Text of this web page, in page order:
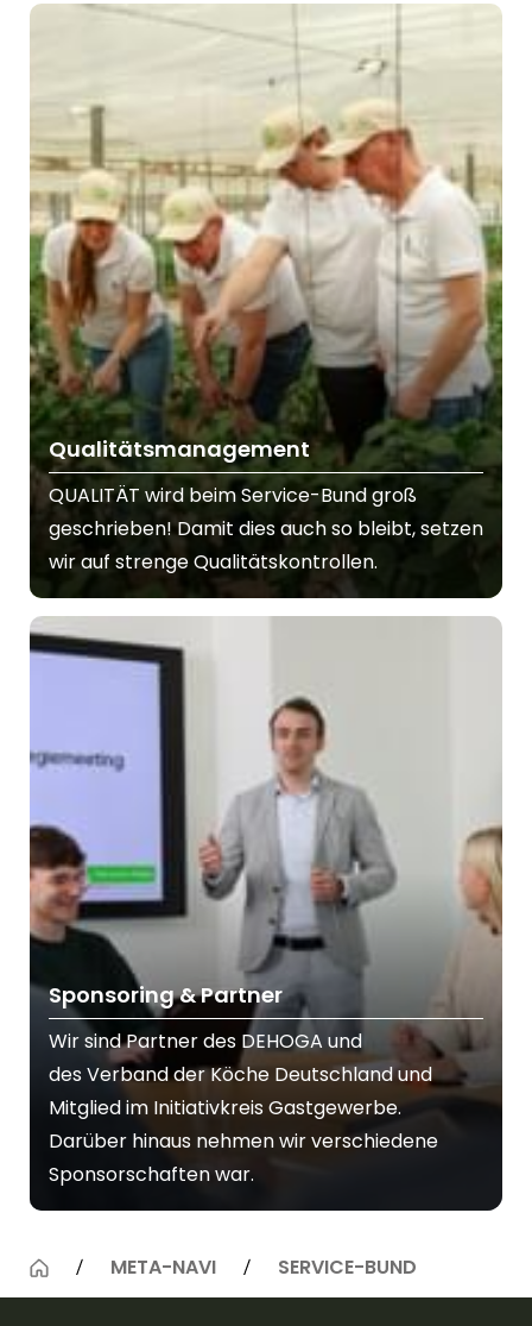
Qualitätsmanagement
QUALITÄT wird beim Service-Bund groß
geschrieben! Damit dies auch so bleibt, setzen
wir auf strenge Qualitätskontrollen.
Sponsoring & Partner
Wir sind Partner des DEHOGA und
des Verband der Köche Deutschlandund
Mitglied im Initiativkreis Gastgewerbe.
Darüber hinaus nehmen wir verschiedene
Sponsorschaften war.
META-NAVI SERVICE-BUND